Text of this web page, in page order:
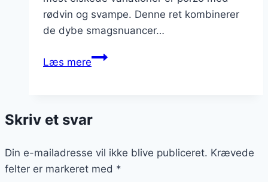
rødvin og svampe. Denne ret kombinerer
de dybe smagsnuancer…
Læs merePorzo
svampe
Skriv et svar
Din e-mailadresse vil ikke blive publiceret. Krævede
felter er markeret med *